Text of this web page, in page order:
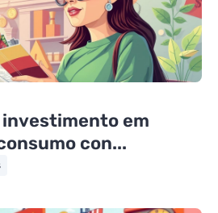
em
con...